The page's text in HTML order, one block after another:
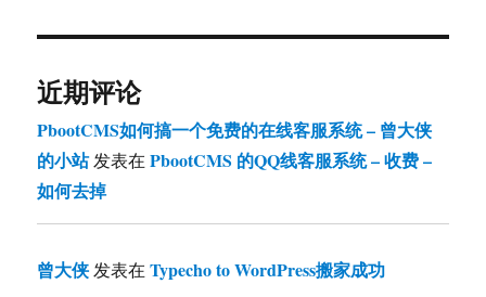
近期评论
PbootCMS如何搞一个免费的在线客服系统 – 曾大侠
的小站发表在PbootCMS 的QQ线客服系统 – 收费 –
如何去掉
曾大侠发表在Typecho to WordPress搬家成功